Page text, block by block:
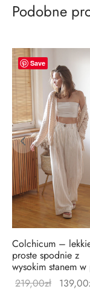
Podobne
Save
-37%
Colchicum –
proste spodnie z
wysokim stanem w
219,00zł 139,00